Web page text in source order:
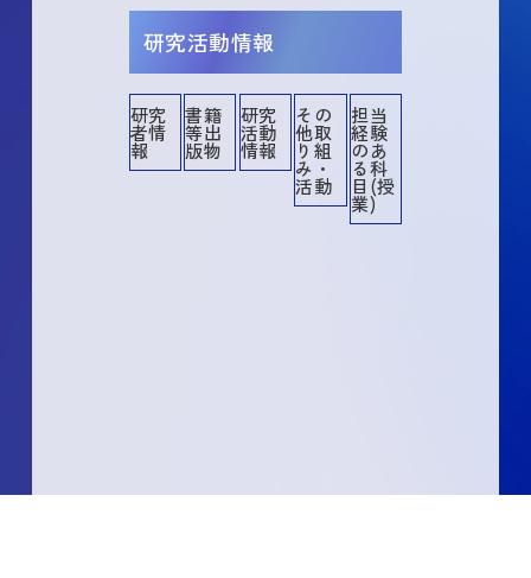
研究活動情報
研究
者情
報
書籍
等出
版物
研究
活動
情報
その
他取
り組
み・
活動
担当
経験
のあ
る科
目(授
業)